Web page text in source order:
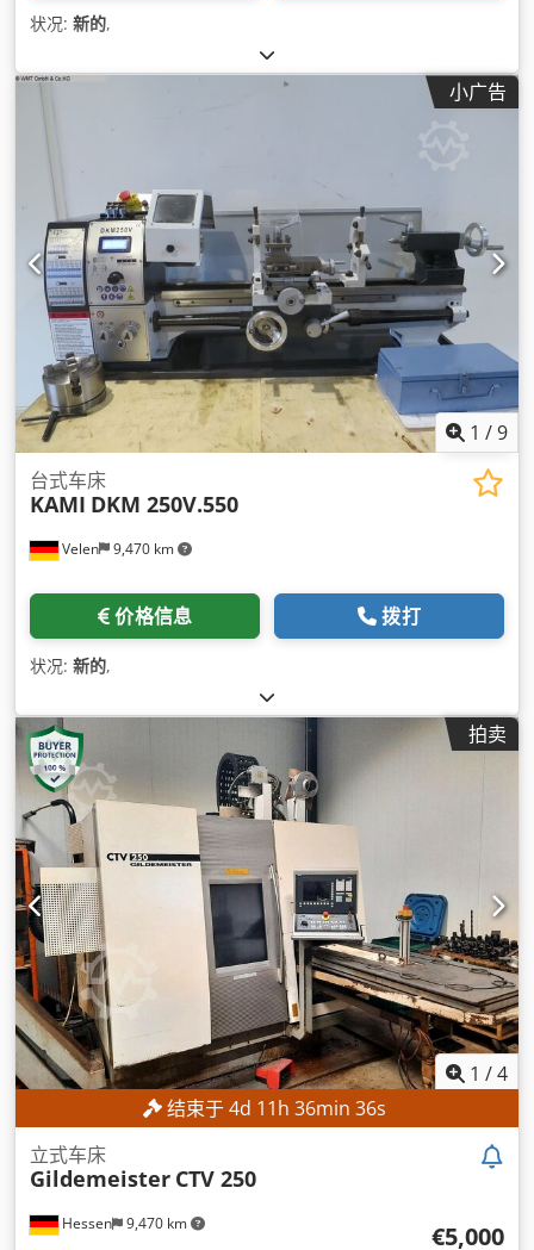
状况: 新的,
小广告
1 /9
Velen 9,470 km
台式车床
KAMI DKM 250V.550
价格信息 拨打
状况: 新的,
拍卖
1 /4
结束于4d 11h 36min 34s
Hessen 9,470 km
立式车床
Gildemeister CTV 250
€5,000